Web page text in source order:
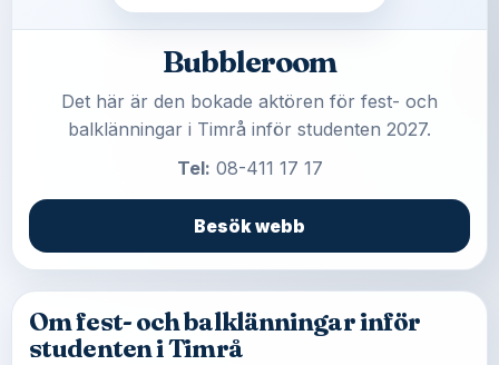
Bubbleroom
Det här är den bokade aktören för fest- och
balklänningar i Timrå inför studenten 2027.
Tel: 08-411 17 17
Besök webb
Om fest- och balklänningar inför
studenten i Timrå